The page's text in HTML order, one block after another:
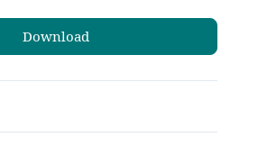
Download